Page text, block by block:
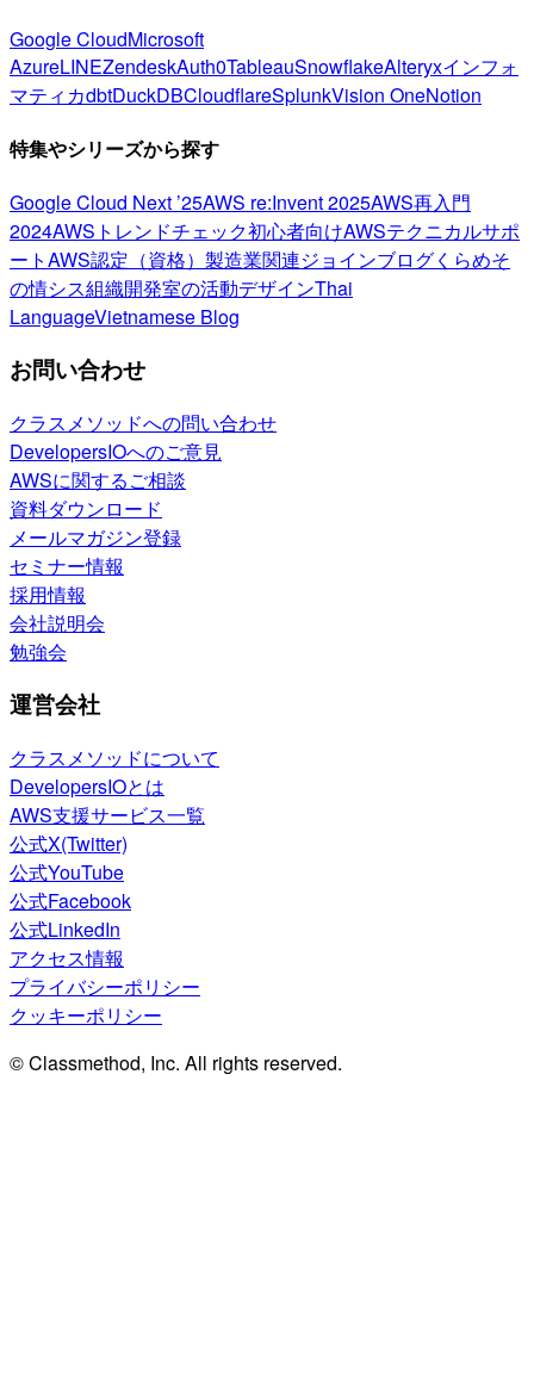
Google CloudMicrosoft
AzureLINEZendeskAuth0TableauSnowflakeAlteryxインフォ
マティカdbtDuckDBCloudflareSplunkVision OneNotion
特集やシリーズから探す
Google Cloud Next ’25AWS re:Invent 2025AWS再入門
2024AWSトレンドチェック初心者向けAWSテクニカルサポ
ートAWS認定（資格） 製造業関連ジョインブログくらめそ
の情シス組織開発室の活動デザインThai
LanguageVietnamese Blog
お問い合わせ
クラスメソッドへの問い合わせ
DevelopersIOへのご意見
AWSに関するご相談
資料ダウンロード
メールマガジン登録
セミナー情報
採用情報
会社説明会
勉強会
運営会社
クラスメソッドについて
DevelopersIOとは
AWS支援サービス一覧
公式X(Twitter)
公式YouTube
公式Facebook
公式LinkedIn
アクセス情報
プライバシーポリシー
クッキーポリシー
© Classmethod, Inc. All rights reserved.